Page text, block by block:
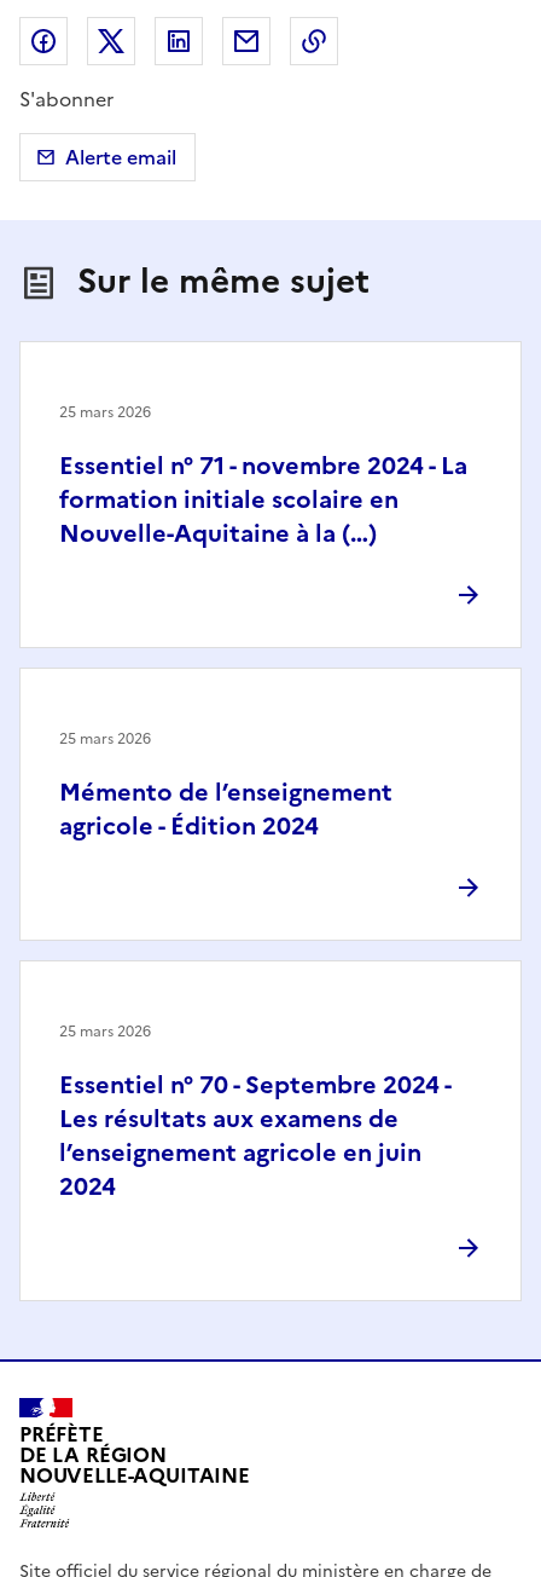
Partager sur Facebook
Partager sur X (anciennement Twitter)
Partager sur LinkedIn
Partager par email
S'abonner
Alerte email
Sur le même sujet
Essentiel n° 71 - novembre 2024 - La
formation initiale scolaire en
Nouvelle-Aquitaine à la (…)
25 mars 2026
Mémento de l’enseignement
agricole - Édition 2024
25 mars 2026
Essentiel n° 70 - Septembre 2024 -
Les résultats aux examens de
l’enseignement agricole en juin
2024
25 mars 2026
PRÉFÈTE
DE LA RÉGION
NOUVELLE-AQUITAINE
Site officiel du service régional du ministère en charge de